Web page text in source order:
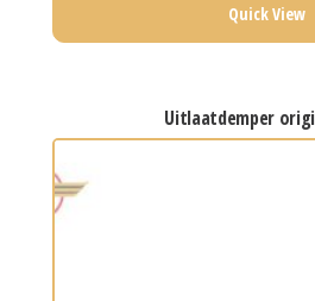
Quick View
uitlaatdemper